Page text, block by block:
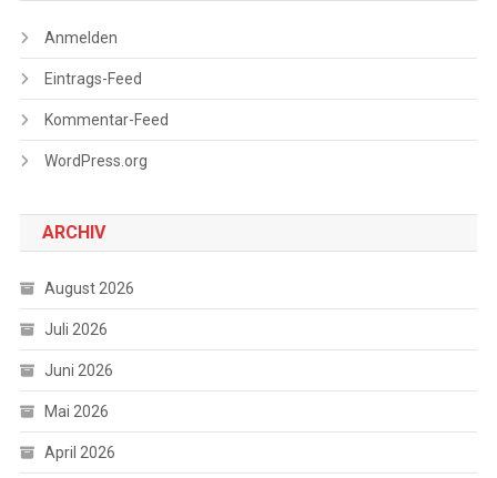
Anmelden
Eintrags-Feed
Kommentar-Feed
WordPress.org
ARCHIV
August 2026
Juli 2026
Juni 2026
Mai 2026
April 2026